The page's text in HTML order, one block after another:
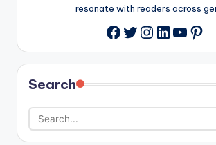
resonate with readers across
Facebook
Twitter
Instagram
LinkedIn
Search